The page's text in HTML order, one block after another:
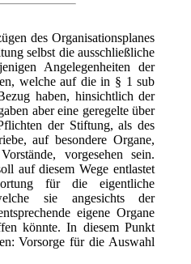
des Organisationsplanes
selbst die ausschließliche
Angelegenheiten der
welche auf die in § 1 sub
haben, hinsichtlich der
aber eine geregelte über
der Stiftung, als des
auf besondere Organe,
vorgesehen sein.
auf diesem Wege entlastet
für die eigentliche
sie angesichts der
eigene Organe
könnte. In diesem Punkt
Vorsorge für die Auswahl